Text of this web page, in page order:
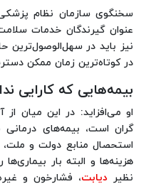
سخنگوی سازمان نظام
عنوان گیرندگان خدمات
نیز باید در سهل‌الوصول‌ترین
در کوتاه‌ترین زمان ممکن
بیمه‌هایی که کارایی
او می‌افزاید: در این میان
گران است، بیمه‌های درمانی
استحصال منابع دولت و ملت،
هزینه‌ها و البته بار
نظیر دیابت، فشارخون و